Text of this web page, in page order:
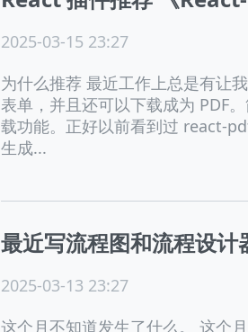
2025-03-15 23:27
为什么推荐 最近工作上总是有让
表单，并且还可以下载成为 PDF
载功能。正好以前看到过 react-
生成...
最近写流程图和流程设
2025-03-13 23:27
这个月不知道发生了什么。 这个